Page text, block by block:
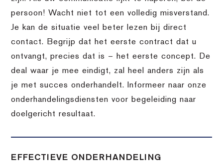
persoon! Wacht niet tot een volledig misverstand.
Je kan de situatie veel beter lezen bij direct
contact. Begrijp dat het eerste contract dat u
ontvangt, precies dat is – het eerste concept. De
deal waar je mee eindigt, zal heel anders zijn als
je met succes onderhandelt. Informeer naar onze
onderhandelingsdiensten voor begeleiding naar
doelgericht resultaat.
EFFECTIEVE ONDERHANDELING